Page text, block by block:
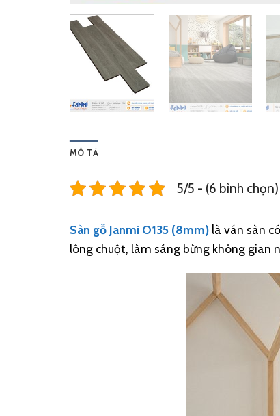
MÔ TẢ
5/5 - (6 bình chọn)
Sàn gỗ Janmi O135 (8mm) là ván sàn
lông chuột, làm sáng bừng không gian